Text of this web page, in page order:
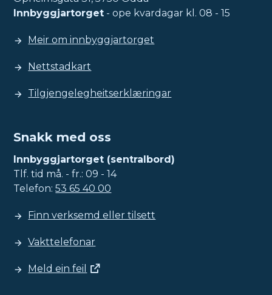
Innbyggjartorget - ope kvardagar kl. 08 - 15
Meir om innbyggjartorget
Nettstadkart
Tilgjengelegheitserklæringar
Snakk med oss
Innbyggjartorget (sentralbord)
Tlf. tid må. - fr.: 09 - 14
Telefon:53 65 40 00
Finn verksemd eller tilsett
Vakttelefonar
Meld ein feil